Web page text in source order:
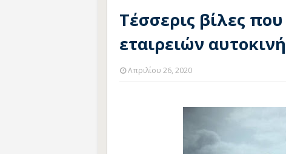
Τέσσερις βίλες
εταιρειών
Απριλίου 26, 2020